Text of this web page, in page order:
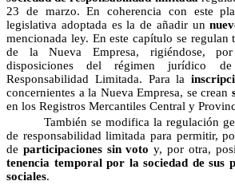
23 de marzo. En coherencia con este
legislativa adoptada es la de añadir un
mencionada ley. En este capítulo se regulan
de la Nueva Empresa, rigiéndose,
disposiciones del régimen jurídico
Responsabilidad Limitada. Para la
concernientes a la Nueva Empresa, se crean
en los Registros Mercantiles Central y
También se modifica la regulación
de responsabilidad limitada para permitir,
de participaciones sin voto y, por otra,
tenencia temporal por la sociedad de sus
sociales.